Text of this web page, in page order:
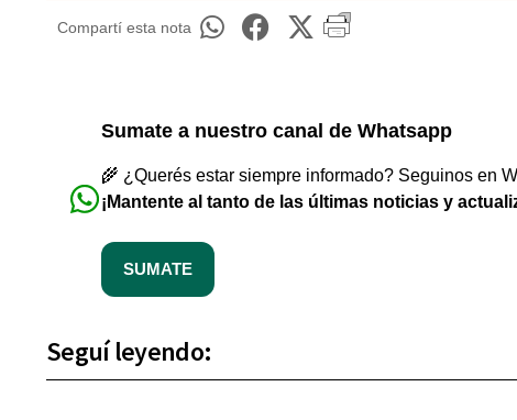
Compartí esta nota
Sumate a nuestro canal de Whatsapp
🌾 ¿Querés estar siempre informado? Seguinos en
¡Mantente al tanto de las últimas noticias y
SUMATE
Seguí leyendo: